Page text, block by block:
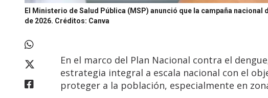
El Ministerio de Salud Pública (MSP) anunció que la campaña
de 2026. Créditos: Canva
En el marco del Plan Nacional contra el
estrategia integral a escala nacional con el
proteger a la población, especialmente en